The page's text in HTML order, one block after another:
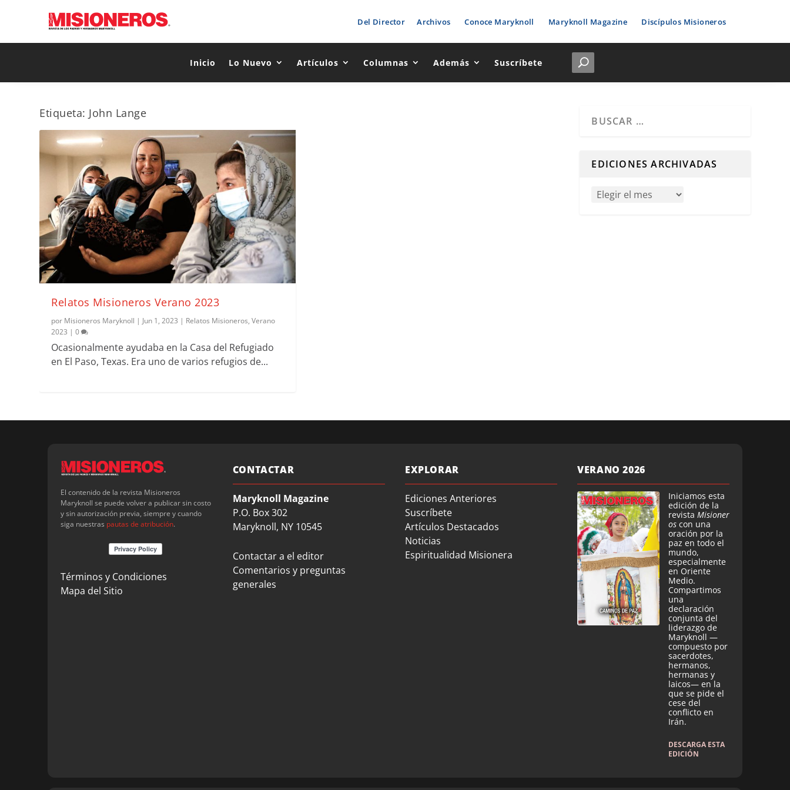
Del Director Archivos Conoce Maryknoll Maryknoll Magazine Discípulos Misioneros
Inicio Lo Nuevo Artículos Columnas Además Suscríbete
Etiqueta: John Lange
Relatos Misioneros Verano 2023
por Misioneros Maryknoll | Jun 1, 2023 | Relatos Misioneros,Verano
2023 |0
Ocasionalmente ayudaba en la Casa del Refugiado
en El Paso, Texas. Era uno de varios refugios de...
EDICIONES ARCHIVADAS
El contenido de la revista Misioneros
Maryknoll se puede volver a publicar sin costo
y sin autorización previa, siempre y cuando
siga nuestras pautas de atribución.
Términos y Condiciones
Mapa del Sitio
CONTACTAR
Maryknoll Magazine
P.O. Box 302
Maryknoll, NY 10545
Contactar a el editor
Comentarios y preguntas
generales
EXPLORAR
Ediciones Anteriores
Suscríbete
Artículos Destacados
Noticias
Espiritualidad Misionera
VERANO 2026
Iniciamos esta
edición de la
revista Misioner
os con una
oración por la
paz en todo el
mundo,
especialmente
en Oriente
Medio.
Compartimos
una
declaración
conjunta del
liderazgo de
Maryknoll —
compuesto por
sacerdotes,
hermanos,
hermanas y
laicos— en la
que se pide el
cese del
conflicto en
Irán.
DESCARGA ESTA
EDICIÓN